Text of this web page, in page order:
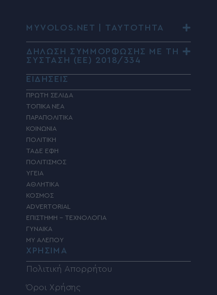
MYVOLOS.NET | ΤΑΥΤΟΤΗΤΑ
ΔΗΛΩΣΗ ΣΥΜΜΟΡΦΩΣΗΣ ΜΕ ΤΗ
ΣΥΣΤΑΣΗ (ΕΕ) 2018/334
ΕΙΔΗΣΕΙΣ
ΠΡΩΤΗ ΣΕΛΙΔΑ
ΤΟΠΙΚΑ ΝΕΑ
ΠΑΡΑΠΟΛΙΤΙΚΑ
ΚΟΙΝΩΝΙΑ
ΠΟΛΙΤΙΚΗ
ΤΑΔΕ ΕΦΗ
ΠΟΛΙΤΙΣΜΟΣ
ΥΓΕΙΑ
ΑΘΛΗΤΙΚΑ
ΚΟΣΜΟΣ
ADVERTORIAL
ΕΠΙΣΤΗΜΗ – ΤΕΧΝΟΛΟΓΙΑ
ΓΥΝΑΙΚΑ
MY ΑΛΕΠΟΥ
ΧΡΗΣΙΜΑ
Πολιτική Απορρήτου
Όροι Χρήσης